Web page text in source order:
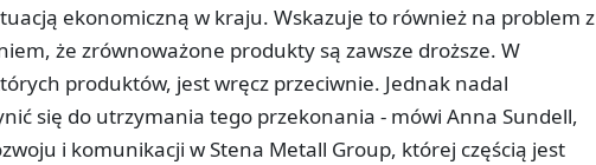
ekonomiczną w kraju. Wskazuje to również na problem z
że zrównoważone produkty są zawsze droższe. W
produktów, jest wręcz przeciwnie. Jednak nadal
się do utrzymania tego przekonania - mówi Anna Sundell,
i komunikacji w Stena Metall Group, której częścią jest